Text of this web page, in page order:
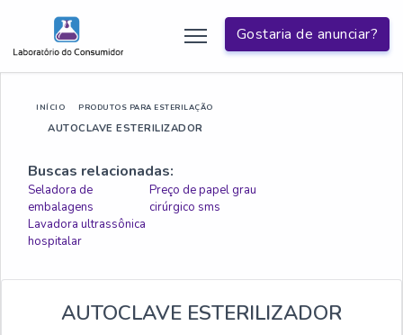
Gostaria de anunciar?
INÍCIO PRODUTOS PARA ESTERILAÇÃO
AUTOCLAVE ESTERILIZADOR
Buscas relacionadas:
Seladora de
embalagens
Preço de papel grau
cirúrgico sms
Lavadora ultrassônica
hospitalar
AUTOCLAVE ESTERILIZADOR